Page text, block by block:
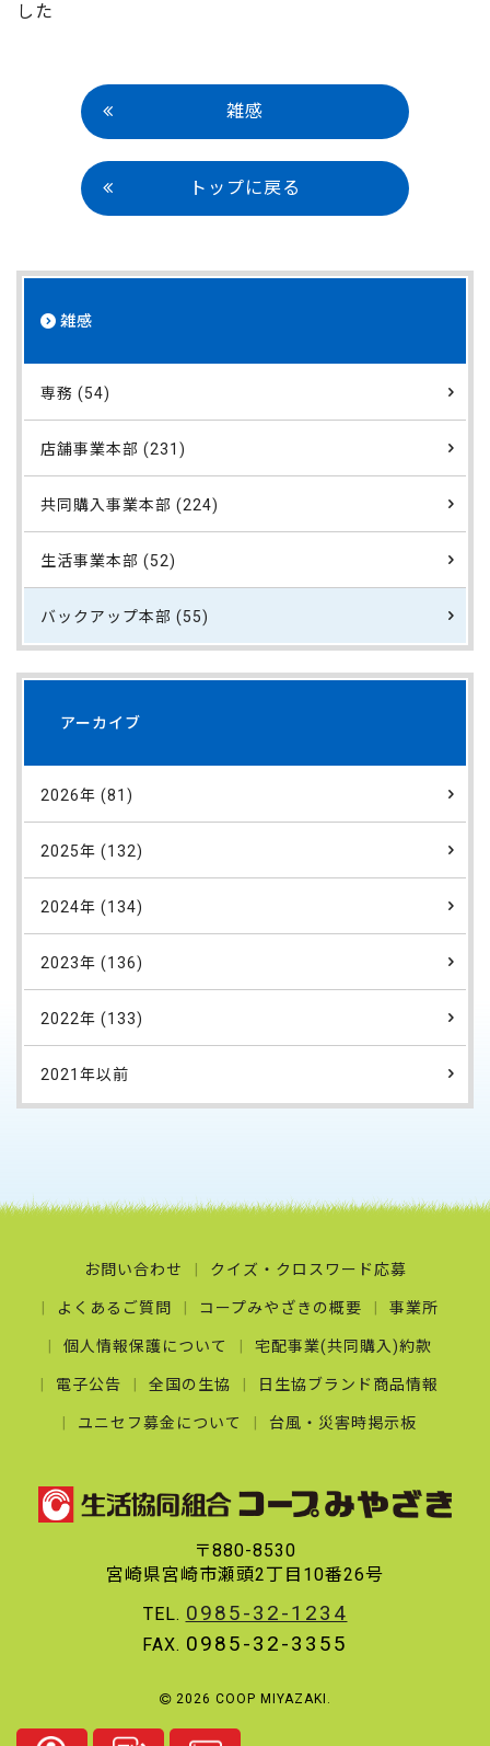
した
雑感
トップに戻る
雑感
専務 (54)
店舗事業本部 (231)
共同購入事業本部 (224)
生活事業本部 (52)
バックアップ本部 (55)
アーカイブ
2026年 (81)
2025年 (132)
2024年 (134)
2023年 (136)
2022年 (133)
2021年以前
お問い合わせ クイズ・クロスワード応募
よくあるご質問 コープみやざきの概要 事業所
個人情報保護について 宅配事業(共同購入)約款
電子公告 全国の生協 日生協ブランド商品情報
ユニセフ募金について 台風・災害時掲示板
〒880-8530
宮崎県宮崎市瀬頭2丁目10番26号
TEL. 0985-32-1234
FAX. 0985-32-3355
2026 COOP MIYAZAKI.